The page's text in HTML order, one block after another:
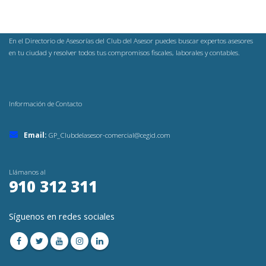
En el Directorio de Asesorías del Club del Asesor puedes buscar expertos asesores
en tu ciudad y resolver todos tus compromisos fiscales, laborales y contables.
Información de Contacto
Email: GP_Clubdelasesor-comercial@cegid.com
Llámanos al
910 312 311
Síguenos en redes sociales